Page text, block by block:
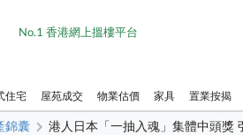
No.1 香港網上搵樓平台
住宅 屋苑成交 物業估價 家具 置業按揭
錦囊 港人日本「一抽入魂」集體中頭獎